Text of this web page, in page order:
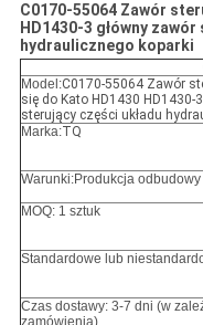
C0170-55064 Zawór
HD1430-3 główny
hydraulicznego koparki
Model:C0170-55064 Zawór
się do Kato HD1430 HD1430-
sterujący części układu
Marka:TQ
Warunki:Produkcja odbudowy
MOQ: 1 sztuk
Standardowe lub
Czas dostawy: 3-7 dni (w